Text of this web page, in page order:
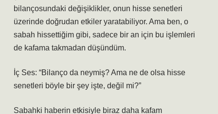
bilançosundaki değişiklikler, onun hisse senetleri
üzerinde doğrudan etkiler yaratabiliyor. Ama ben, o
sabah hissettiğim gibi, sadece bir an için bu işlemleri
de kafama takmadan düşündüm.
İç Ses: “Bilanço da neymiş? Ama ne de olsa hisse
senetleri böyle bir şey işte, değil mi?”
Sabahki haberin etkisiyle biraz daha kafam